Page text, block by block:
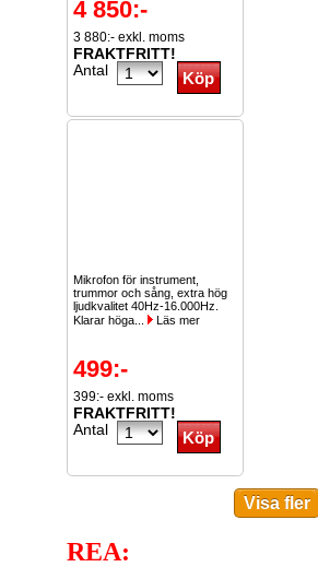
4 850:-
3 880:- exkl. moms
FRAKTFRITT!
Antal
Mikrofon för instrument,
trummor och sång, extra hög
ljudkvalitet 40Hz-16.000Hz.
Klarar höga...
Läs mer
499:-
399:- exkl. moms
FRAKTFRITT!
Antal
REA: